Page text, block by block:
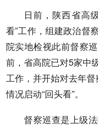
日前，陕西省高
看”工作，组建政治督
院实地检视此前督察
前，省高院已对5家中
工作，并开始对去年
情况启动“回头看”。
督察巡查是上级